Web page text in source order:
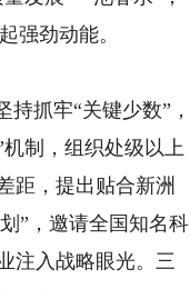
强劲动能。
抓牢“关键少数”，
制，组织处级以上
距，提出贴合新洲
”，邀请全国知名科
注入战略眼光。三